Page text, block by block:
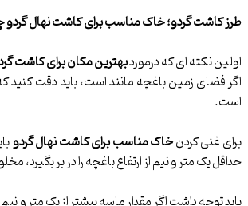
طرز کاشت گردو؛ خاک مناسب برای کاشت نهال
اولین نکته ای که درموردبهترین مکان برای کاشت
اگر فضای زمین باغچه مانند است، باید دقت
است.
برای غنی کردنخاک مناسب برای کاشت نهال گردو
حداقل یک متر و نیم از ارتفاع باغچه را در بر بگیرد،